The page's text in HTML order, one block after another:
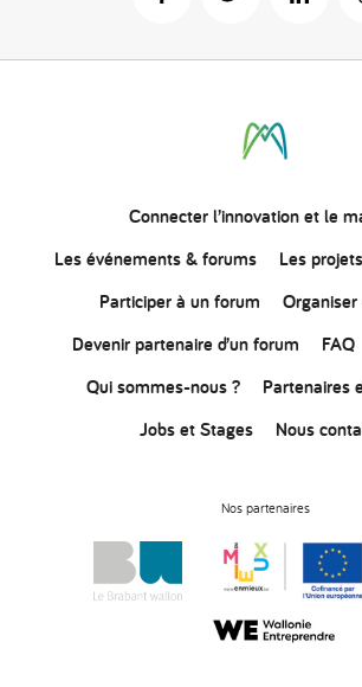
Connecterl’innovationet le
Les événements & forums
Les projets
Participer à un forum
Devenir partenaire d’un forum
FAQ
Qui sommes-nous ?
Partenaires
Jobs et Stages
Nous
Nos partenaires